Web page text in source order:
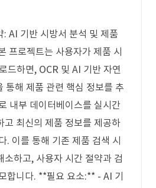
AI 기반 시방서 분석 및 제품
프로젝트는 사용자가 제품 시
드하면, OCR 및 AI 기반 자연
통해 제품 관련 핵심 정보를 추
내부 데이터베이스를 실시간
고 최신의 제품 정보를 제공하
. 이를 통해 기존 제품 검색 시
소하고, 사용자 시간 절약과 검
합니다. **필요 요소:** - AI 기